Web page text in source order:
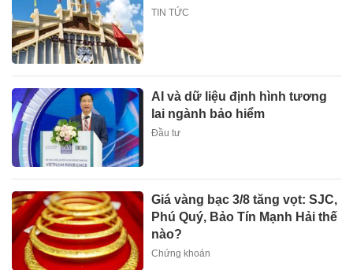
TIN TỨC
AI và dữ liệu định hình tương
lai ngành bảo hiểm
Đầu tư
Giá vàng bạc 3/8 tăng vọt: SJC,
Phú Quý, Bảo Tín Mạnh Hải thế
nào?
Chứng khoán